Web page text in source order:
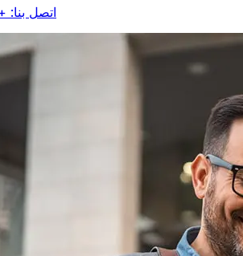
اتصل بنا: +1 (800) 772-